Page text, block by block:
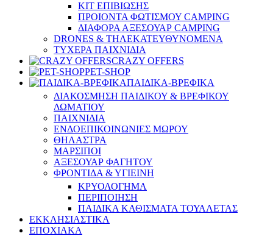
ΚΙΤ ΕΠΙΒΙΩΣΗΣ
ΠΡΟΙΟΝΤΑ ΦΩΤΙΣΜΟΥ CAMPING
ΔΙΑΦΟΡΑ ΑΞΕΣΟΥΑΡ CAMPING
DRONES & ΤΗΛΕΚΑΤΕΥΘΥΝΟΜΕΝΑ
ΤΥΧΕΡΑ ΠΑΙΧΝΙΔΙΑ
CRAZY OFFERS
PET-SHOP
ΠΑΙΔΙΚΑ-ΒΡΕΦΙΚΑ
ΔΙΑΚΟΣΜΗΣΗ ΠΑΙΔΙΚΟΥ & ΒΡΕΦΙΚΟΥ
ΔΩΜΑΤΙΟΥ
ΠΑΙΧΝΙΔΙΑ
ΕΝΔΟΕΠΙΚΟΙΝΩΝΙΕΣ ΜΩΡΟΥ
ΘΗΛΑΣΤΡΑ
ΜΑΡΣΙΠΟΙ
ΑΞΕΣΟΥΑΡ ΦΑΓΗΤΟΥ
ΦΡΟΝΤΙΔΑ & ΥΓΙΕΙΝΗ
ΚΡΥΟΛΟΓΗΜΑ
ΠΕΡΙΠΟΙΗΣΗ
ΠΑΙΔΙΚΑ ΚΑΘΙΣΜΑΤΑ ΤΟΥΑΛΕΤΑΣ
ΕΚΚΛΗΣΙΑΣΤΙΚΑ
ΕΠΟΧΙΑΚΑ